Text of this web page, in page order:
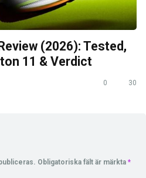
(2026): Tested,
11 & Verdict
0 30
Obligatoriska fält är märkta *